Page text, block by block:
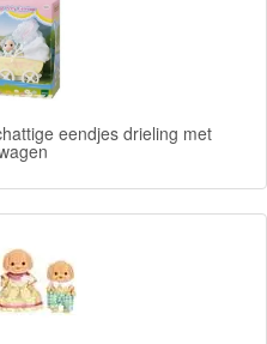
eendjes drieling met